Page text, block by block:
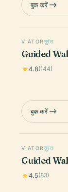
बुक करें
VIATOR तुरंत
Guided
4.8(144)
बुक करें
VIATOR तुरंत
Guided
4.5(83)